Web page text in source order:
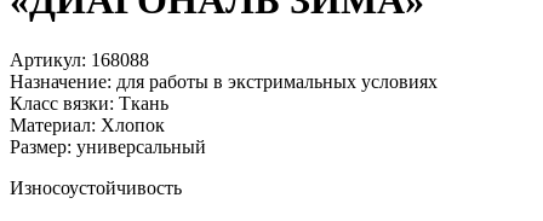
Артикул: 168088
Назначение: для работы в экстримальных условиях
Класс вязки: Ткань
Материал: Хлопок
Размер: универсальный
Износоустойчивость